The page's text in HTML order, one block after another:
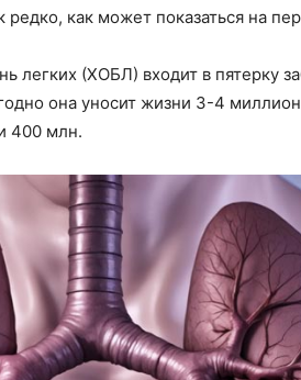
как может показаться на
легких (ХОБЛ) входит в пятерку
она уносит жизни 3-4
400 млн.